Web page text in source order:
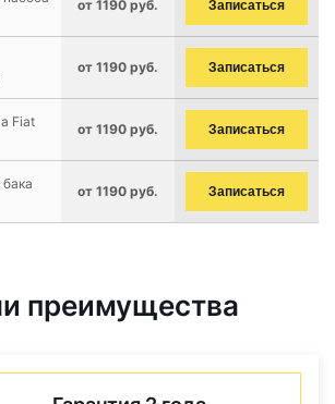
от 1190 руб. Записаться
от 1190 руб. Записаться
Fiat
от 1190 руб. Записаться
от 1190 руб. Записаться
преимущества